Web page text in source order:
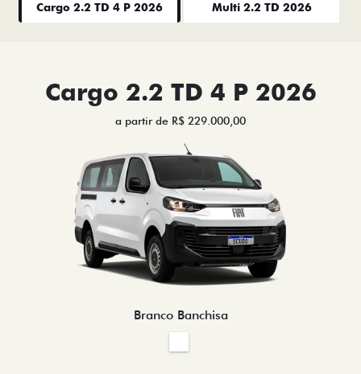
Cargo 2.2 TD 4 P 2026 Multi 2.2 TD 2026
Cargo 2.2 TD 4 P 2026
a partir de R$ 229.000,00
Branco Banchisa